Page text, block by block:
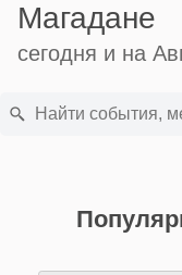
Магадане
сегодня и на